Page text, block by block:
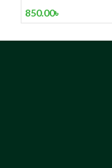
850.00৳